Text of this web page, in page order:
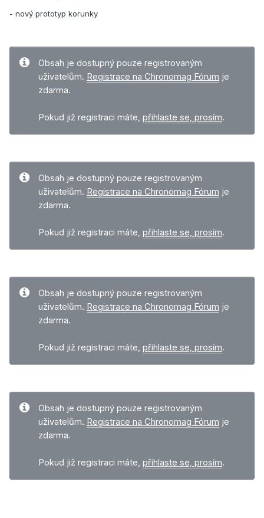
- nový prototyp korunky
Obsah je dostupný pouze registrovaným
uživatelům. Registrace na Chronomag Fórum je
zdarma.
Pokud již registraci máte, přihlaste se, prosím.
Obsah je dostupný pouze registrovaným
uživatelům. Registrace na Chronomag Fórum je
zdarma.
Pokud již registraci máte, přihlaste se, prosím.
Obsah je dostupný pouze registrovaným
uživatelům. Registrace na Chronomag Fórum je
zdarma.
Pokud již registraci máte, přihlaste se, prosím.
Obsah je dostupný pouze registrovaným
uživatelům. Registrace na Chronomag Fórum je
zdarma.
Pokud již registraci máte, přihlaste se, prosím.